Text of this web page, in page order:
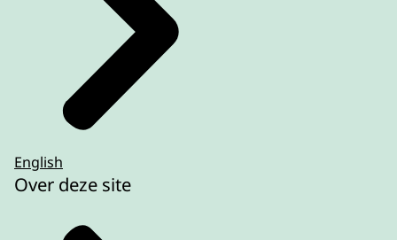
English
Over deze site